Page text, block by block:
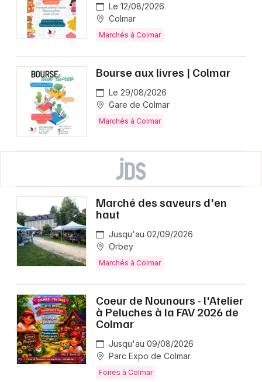
Le 12/08/2026
Colmar
Marchés à Colmar
Bourse aux livres | Colmar
Le 29/08/2026
Gare de Colmar
Marchés à Colmar
Marché des saveurs d'en
haut
Jusqu'au 02/09/2026
Orbey
Marchés à Colmar
Coeur de Nounours - l'Atelier
à Peluches à la FAV 2026 de
Colmar
Jusqu'au 09/08/2026
Parc Expo de Colmar
Foires à Colmar